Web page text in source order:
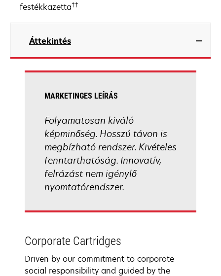
festékkazetta††
Áttekintés
MARKETINGES LEÍRÁS
Folyamatosan kiváló
képminőség. Hosszú távon is
megbízható rendszer. Kivételes
fenntarthatóság. Innovatív,
felrázást nem igénylő
nyomtatórendszer.
Corporate Cartridges
Driven by our commitment to corporate
social responsibility and guided by the